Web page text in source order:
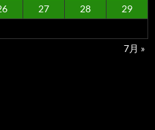
27 28
29
7月 »